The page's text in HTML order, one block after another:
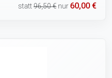
statt96,50 € nur 60,00 €